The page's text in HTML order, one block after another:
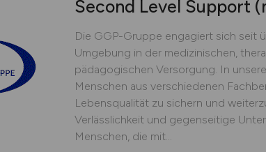
Second Level Support
Die GGP-Gruppe engagiert sich seit
Umgebung in der medizinischen,
pädagogischen Versorgung. In
Menschen aus verschiedenen
Lebensqualität zu sichern und
Verlässlichkeit und gegenseitige
Menschen, die mit...